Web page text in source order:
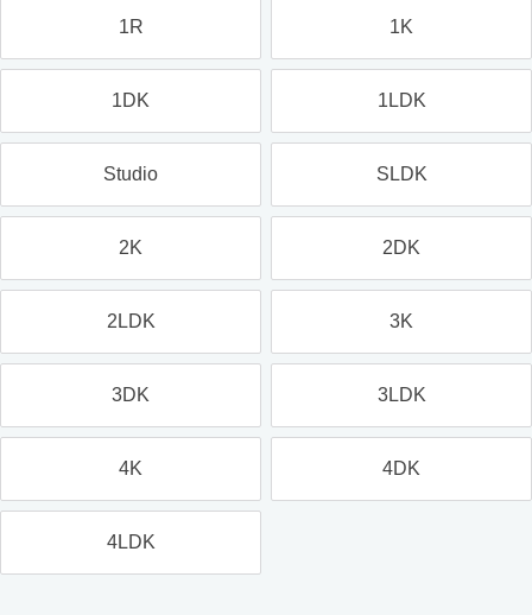
1R 1K
1DK 1LDK
Studio SLDK
2K 2DK
2LDK 3K
3DK 3LDK
4K 4DK
4LDK